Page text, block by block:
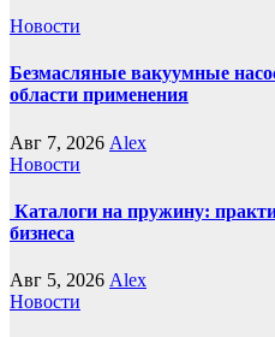
Новости
Безмасляные вакуумные
области применения
Авг 7, 2026 Alex
Новости
Каталоги на пружину:
бизнеса
Авг 5, 2026 Alex
Новости